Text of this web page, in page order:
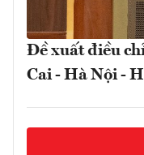
Đề xuất điều
Cai - Hà Nội -